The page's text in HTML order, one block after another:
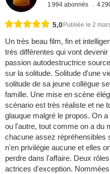
1 994 abonnés 4
5,0 Publiée le 2
Un très beau film, fin et
très différentes qui vont
passion autodestructrice
sur la solitude. Solitude d'une
solitude de sa jeune collègue
famille. Une mise en scène
scénario est très réaliste et ne
glauque malgré le propos. On
ou l'autre, tout comme on a du
chacune assez répréhensibles
n'en privilégie aucune et elles
perdre dans l'affaire. Deux
actrices d'exception.